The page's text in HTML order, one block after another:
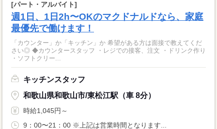
[パート・アルバイト]
週1日、1日2h〜OKのマクドナルドなら、家庭
最優先で働けます！
「カウンター」か「キッチン」か 希望がある方は面接で教えてくだ
さい◎ ◆カウンタースタッフ ・レジでの接客、注文 ・ドリンク作り
・ソフトクリー...
キッチンスタッフ
和歌山県和歌山市/東松江駅（車 8分）
時給1,045円～
9：00〜21：00 ※上記は営業時間となります...